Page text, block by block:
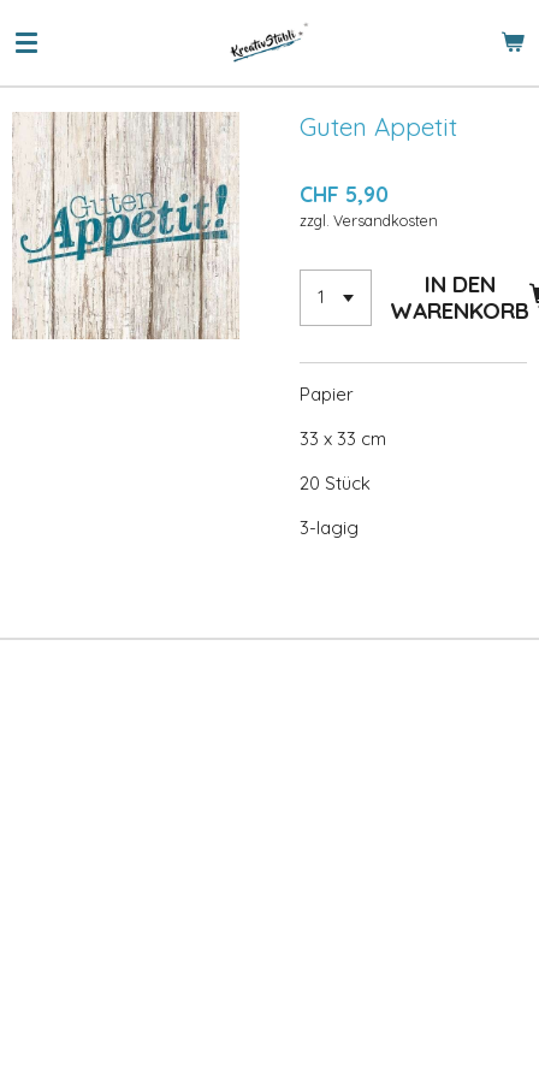
Hauptinhalt
Guten Appetit
CHF 5,90
zzgl. Versandkosten
IN DEN
WARENKORB
Papier
33 x 33 cm
20 Stück
3-lagig